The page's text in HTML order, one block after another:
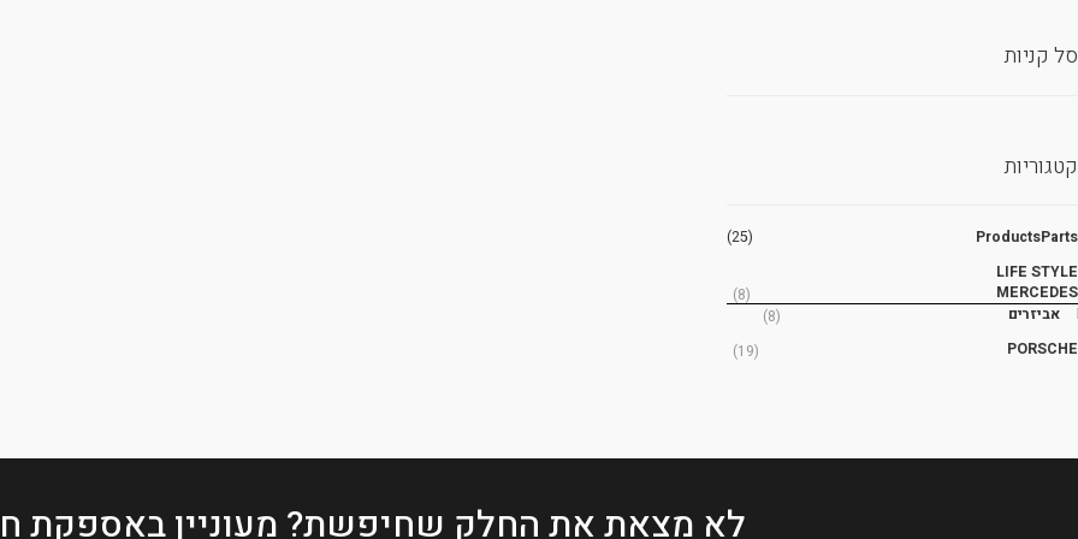
סל קניות
קטגוריות
ProductsParts
(25)
LIFE STYLE
MERCEDES
(8)
אביזרים
(8)
PORSCHE
(19)
לא מצאת את החלק שחיפשת? מעוניין באספקת